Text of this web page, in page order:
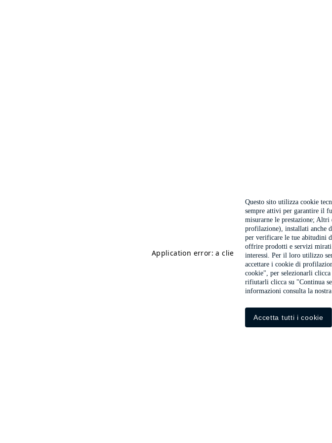
Application error: a client-side exception has
Questo sito utilizza cookie
sempre attivi per garantire il
misurarne le prestazione;
profilazione), installati anche
per verificare le tue abitudini
offrire prodotti e servizi
interessi. Per il loro utilizzo
accettare i cookie di
cookie", per selezionarli
rifiutarli clicca su "Continua
informazioni consulta la nostra
Accetta tutti i cookie